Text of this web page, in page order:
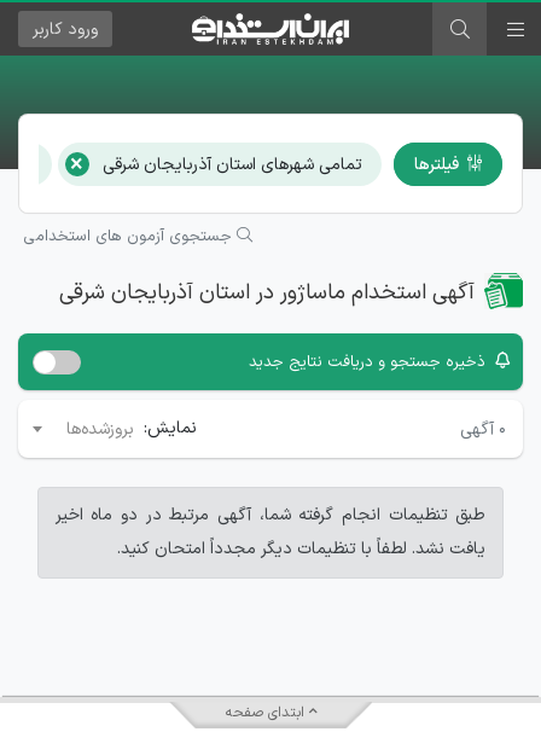
ورود کاربر
فیلترها تمامی شهرهای استان آذربایجان شرقی ×
جستجوی آزمون های استخدامی
آگهی استخدام ماساژور در استان آذربایجان شرقی
ذخیره جستجو و دریافت نتایج جدید
۰ آگهی نمایش: بروزشده‌ها
طبق تنظیمات انجام گرفته شما، آگهی مرتبط در دو ماه اخیر
یافت نشد. لطفاً با تنظیمات دیگر مجدداً امتحان کنید.
ابتدای صفحه